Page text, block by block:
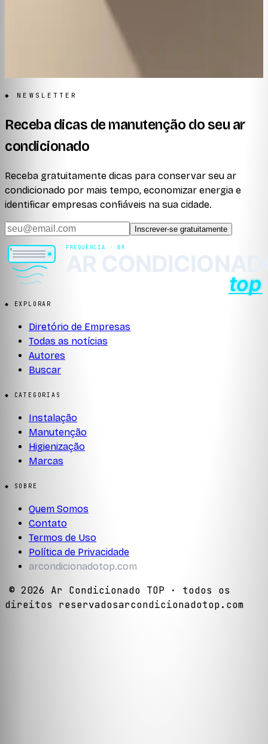
◆ NEWSLETTER
Receba dicas de manutenção do seu ar
condicionado
Receba gratuitamente dicas para conservar seu ar
condicionado por mais tempo, economizar energia e
identificar empresas confiáveis na sua cidade.
Inscrever-se gratuitamente
◆ EXPLORAR
Diretório de Empresas
Todas as notícias
Autores
Buscar
◆ CATEGORIAS
Instalação
Manutenção
Higienização
Marcas
◆ SOBRE
Quem Somos
Contato
Termos de Uso
Política de Privacidade
arcondicionadotop.com
© 2026 Ar Condicionado TOP · todos os
direitos reservadosarcondicionadotop.com